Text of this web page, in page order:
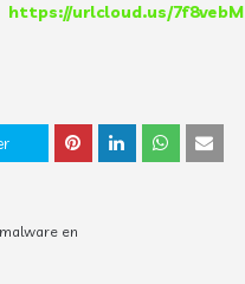
https://urlcloud.us/7f8vebM
en